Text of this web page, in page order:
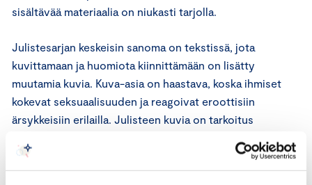
sisältävää materiaalia on niukasti tarjolla.
Julistesarjan keskeisin sanoma on tekstissä, jota
kuvittamaan ja huomiota kiinnittämään on lisätty
muutamia kuvia. Kuva-asia on haastava, koska ihmiset
kokevat seksuaalisuuden ja reagoivat eroottisiin
ärsykkeisiin erilailla. Julisteen kuvia on tarkoitus
voi tarkastelutavasta riippuen kuvata joko
opiskelijapariskuntaa kämpässään tai työpaikkahäirintää.